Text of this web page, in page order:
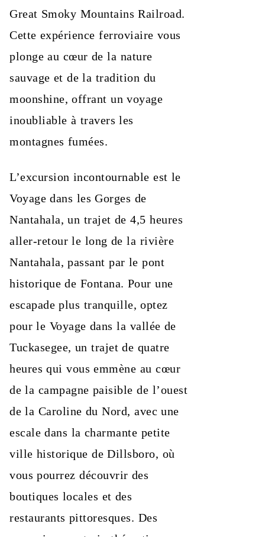
Great Smoky Mountains Railroad.
Cette expérience ferroviaire vous
plonge au cœur de la nature
sauvage et de la tradition du
moonshine, offrant un voyage
inoubliable à travers les
montagnes fumées.
L’excursion incontournable est le
Voyage dans les Gorges de
Nantahala, un trajet de 4,5 heures
aller-retour le long de la rivière
Nantahala, passant par le pont
historique de Fontana. Pour une
escapade plus tranquille, optez
pour le Voyage dans la vallée de
Tuckasegee, un trajet de quatre
heures qui vous emmène au cœur
de la campagne paisible de l’ouest
de la Caroline du Nord, avec une
escale dans la charmante petite
ville historique de Dillsboro, où
vous pourrez découvrir des
boutiques locales et des
restaurants pittoresques. Des